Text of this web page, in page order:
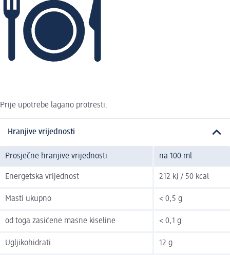
Prije upotrebe lagano protresti.
Hranjive vrijednosti
Prosječne hranjive vrijednosti na 100 ml
Energetska vrijednost 212 kJ / 50 kcal
Masti ukupno < 0,5 g
od toga zasićene masne kiseline < 0,1 g
Ugljikohidrati 12 g